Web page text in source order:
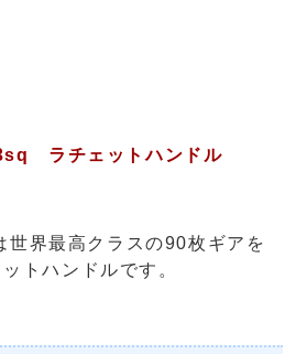
ラチェットハンドル
世界最高クラスの90枚ギアを
トハンドルです。